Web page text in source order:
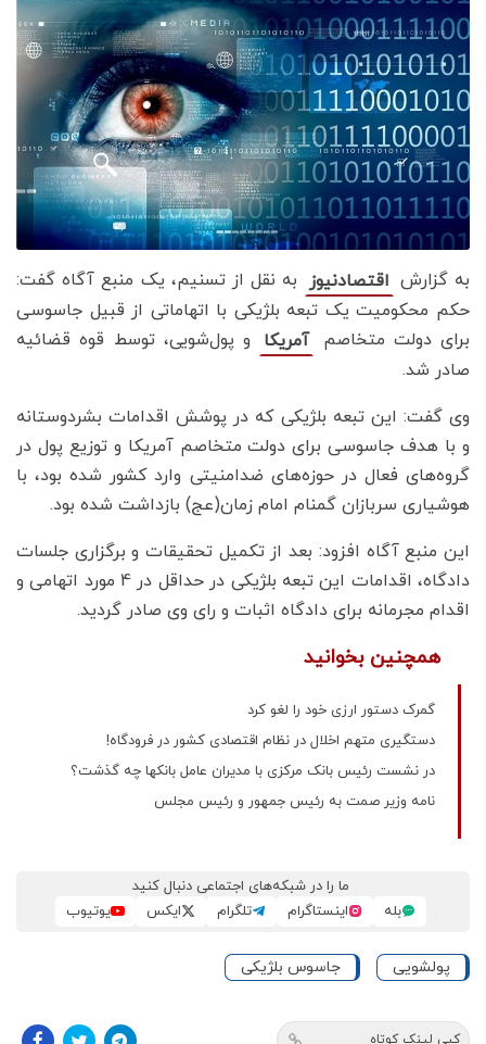
به گزارش اقتصادنیوز
به نقل از تسنیم، یک منبع آگاه گفت:
حکم محکومیت یک تبعه بلژیکی با اتهاماتی از قبیل جاسوسی
برای دولت متخاصم
آمریکا
و پول‌شویی، توسط قوه قضائیه
صادر شد.
وی گفت: این تبعه بلژیکی که در پوشش اقدامات بشردوستانه
و با هدف جاسوسی برای دولت متخاصم آمریکا و توزیع پول در
گروه‌های فعال در حوزه‌های ضدامنیتی وارد کشور شده بود، با
هوشیاری سربازان گمنام امام زمان(عج) بازداشت شده بود.
این منبع آگاه افزود: بعد از تکمیل تحقیقات و برگزاری جلسات
دادگاه، اقدامات این تبعه بلژیکی در حداقل در 4 مورد اتهامی و
اقدام مجرمانه برای دادگاه اثبات و رای وی صادر گردید.
همچنین بخوانید
گمرک دستور ارزی خود را لغو کرد
دستگیری متهم اخلال در نظام اقتصادی کشور در فرودگاه!
در نشست رئیس بانک مرکزی با مدیران عامل بانکها چه گذشت؟
نامه وزیر صمت به رئیس جمهور و رئیس مجلس
ما را در شبکه‌های اجتماعی دنبال کنید
بله
اینستاگرام تلگرام ایکس یوتیوب
پولشویی جاسوس بلژیکی
کپی لینک کوتاه